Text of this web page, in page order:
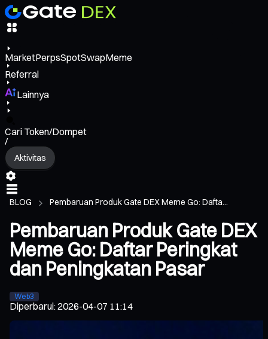
MarketPerpsSpotSwapMeme
Referral
Lainnya
Cari Token/Dompet
/
Aktivitas
BLOG Pembaruan Produk Gate DEX Meme Go: Dafta...
Pembaruan Produk Gate DEX
Meme Go: Daftar Peringkat
dan Peningkatan Pasar
Web3
Diperbarui:2026-04-07 11:14